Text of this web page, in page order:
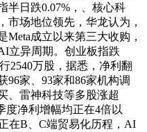
半日跌0.07%，、核心科
市场地位领先，华龙认为，
Meta成立以来第三大收购，
立异周期。创业板指跌
2540万股，据悉，净利翻
96家、93家和86家机构调
、雷神科技等多股涨超
度净利增幅均正在4倍以
在B、C端贸易化历程，AI